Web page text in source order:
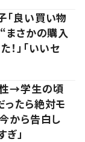
良い買い物
まさかの購入
」「いいセ
→学生の頃
たら絶対モ
から告白し
ぎ」